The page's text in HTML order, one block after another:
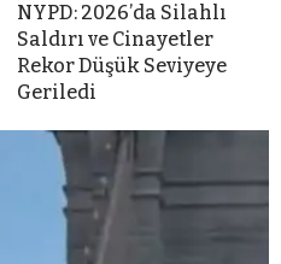
NYPD: 2026’da Silahlı
Saldırı ve Cinayetler
Rekor Düşük Seviyeye
Geriledi